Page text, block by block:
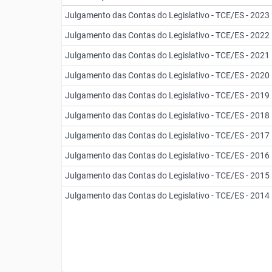
Julgamento das Contas do Legislativo - TCE/ES - 2023
Julgamento das Contas do Legislativo - TCE/ES - 2022
Julgamento das Contas do Legislativo - TCE/ES - 2021
Julgamento das Contas do Legislativo - TCE/ES - 2020
Julgamento das Contas do Legislativo - TCE/ES - 2019
Julgamento das Contas do Legislativo - TCE/ES - 2018
Julgamento das Contas do Legislativo - TCE/ES - 2017
Julgamento das Contas do Legislativo - TCE/ES - 2016
Julgamento das Contas do Legislativo - TCE/ES - 2015
Julgamento das Contas do Legislativo - TCE/ES - 2014